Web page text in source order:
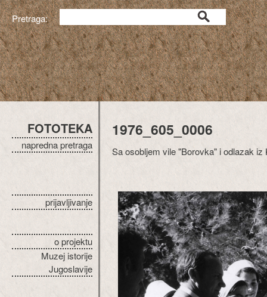
Pretraga:
FOTOTEKA
napredna pretraga
prijavljivanje
o projektu
Muzej istorije
Jugoslavije
1976_605_0006
Sa osobljem vile "Borovka" i odlazak iz